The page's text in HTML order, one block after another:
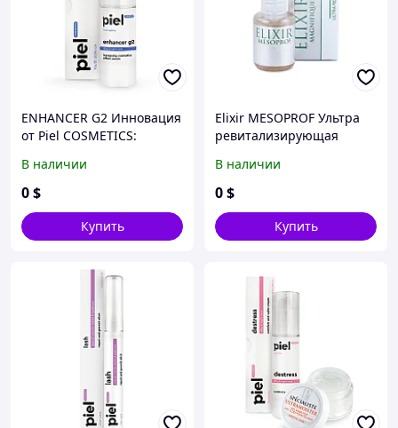
ENHANСER G2 Инновация
от Piel COSMETICS:
к, активатор
В наличии
0$
Купить
Elixir MESOPROF Ультра
ревитализирующая
В наличии
0$
Купить